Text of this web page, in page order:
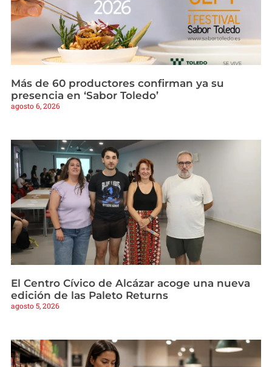
Más de 60 productores confirman ya su
presencia en ‘Sabor Toledo’
agosto 6, 2026
El Centro Cívico de Alcázar acoge una nueva
edición de las Paleto Returns
agosto 5, 2026